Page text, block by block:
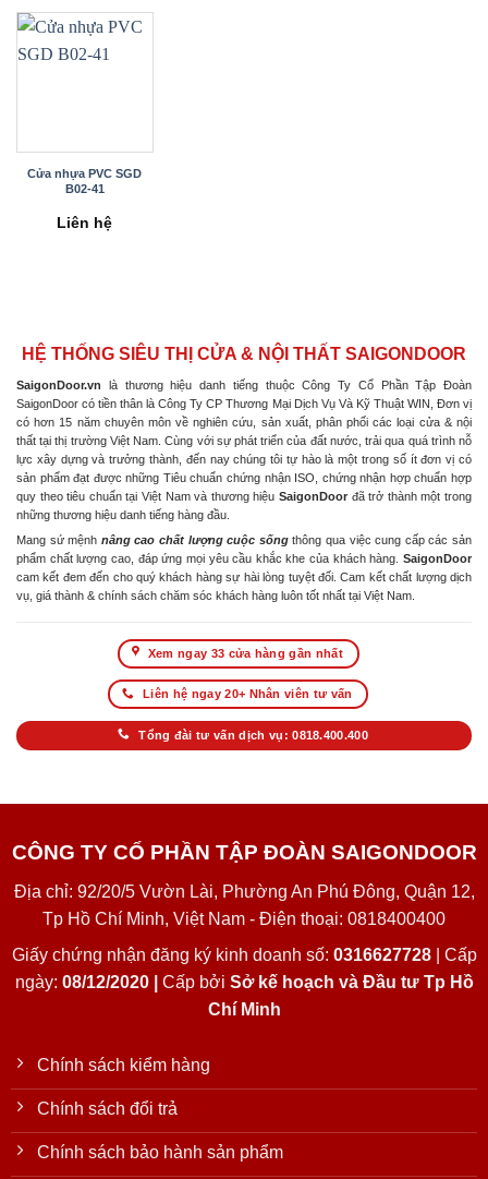
Cửa nhựa PVC SGD
B02-41
Liên hệ
HỆ THỐNG SIÊU THỊ CỬA & NỘI THẤT SAIGONDOOR
SaigonDoor.vn là thương hiệu danh tiếng thuộc Công Ty Cổ Phần Tập Đoàn
SaigonDoor có tiền thân là Công Ty CP Thương Mại Dịch Vụ Và Kỹ Thuật WIN, Đơn vị
có hơn 15 năm chuyên môn về nghiên cứu, sản xuất, phân phối các loại cửa & nội
thất tại thị trường Việt Nam. Cùng với sự phát triển của đất nước, trải qua quá trình nỗ
lực xây dựng và trưởng thành, đến nay chúng tôi tự hào là một trong số ít đơn vị có
sản phẩm đạt được những Tiêu chuẩn chứng nhận ISO, chứng nhận hợp chuẩn hợp
quy theo tiêu chuẩn tại Việt Nam và thương hiệu SaigonDoor đã trở thành một trong
những thương hiệu danh tiếng hàng đầu.
Mang sứ mệnh nâng cao chất lượng cuộc sốngthông qua việc cung cấp các sản
phẩm chất lượng cao, đáp ứng mọi yêu cầu khắc khe của khách hàng. SaigonDoor
cam kết đem đến cho quý khách hàng sự hài lòng tuyệt đối. Cam kết chất lượng dịch
vụ, giá thành & chính sách chăm sóc khách hàng luôn tốt nhất tại Việt Nam.
Xem ngay 33 cửa hàng gần nhất
Liên hệ ngay 20+ Nhân viên tư vấn
Tổng đài tư vấn dịch vụ: 0818.400.400
CÔNG TY CỔ PHẦN TẬP ĐOÀN SAIGONDOOR
Địa chỉ: 92/20/5 Vườn Lài, Phường An Phú Đông, Quận 12,
Tp Hồ Chí Minh, Việt Nam - Điện thoại: 0818400400
Giấy chứng nhận đăng ký kinh doanh số: 0316627728| Cấp
ngày: 08/12/2020 | Cấp bởi Sở kế hoạch và Đầu tư Tp Hồ
Chí Minh
Chính sách kiểm hàng
Chính sách đổi trả
Chính sách bảo hành sản phẩm